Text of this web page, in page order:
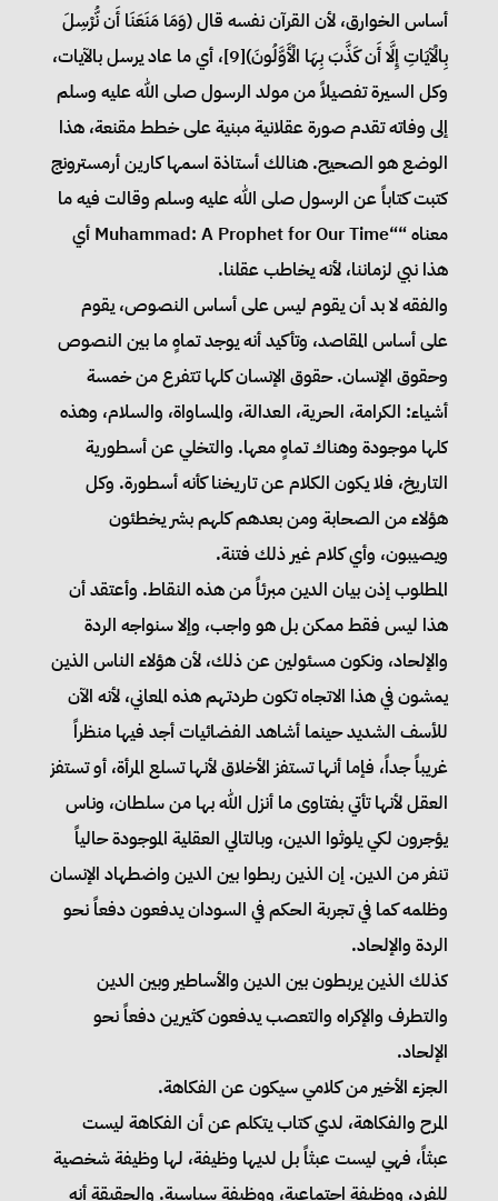
أساس الخوارق، لأن القرآن نفسه قال (وَمَا مَنَعَنَا أَن نُّرْسِلَ
بِالْآيَاتِ إِلَّا أَن كَذَّبَ بِهَا الْأَوَّلُونَ)[9]، أي ما عاد يرسل بالآيات،
وكل السيرة تفصيلاً من مولد الرسول صلى الله عليه وسلم
إلى وفاته تقدم صورة عقلانية مبنية على خطط مقنعة، هذا
الوضع هو الصحيح. هنالك أستاذة اسمها كارين أرمسترونج
كتبت كتاباً عن الرسول صلى الله عليه وسلم وقالت فيه ما
معناه ““Muhammad: A Prophet for Our Time أي
هذا نبي لزماننا، لأنه يخاطب عقلنا.
والفقه لا بد أن يقوم ليس على أساس النصوص، يقوم
على أساس المقاصد، وتأكيد أنه يوجد تماهٍ ما بين النصوص
وحقوق الإنسان. حقوق الإنسان كلها تتفرع من خمسة
أشياء: الكرامة، الحرية، العدالة، والمساواة، والسلام، وهذه
كلها موجودة وهناك تماهٍ معها. والتخلي عن أسطورية
التاريخ، فلا يكون الكلام عن تاريخنا كأنه أسطورة. وكل
هؤلاء من الصحابة ومن بعدهم كلهم بشر يخطئون
ويصيبون، وأي كلام غير ذلك فتنة.
المطلوب إذن بيان الدين مبرئاً من هذه النقاط. وأعتقد أن
هذا ليس فقط ممكن بل هو واجب، وإلا سنواجه الردة
والإلحاد، ونكون مسئولين عن ذلك، لأن هؤلاء الناس الذين
يمشون في هذا الاتجاه تكون طردتهم هذه المعاني، لأنه الآن
للأسف الشديد حينما أشاهد الفضائيات أجد فيها منظراً
غريباً جداً، فإما أنها تستفز الأخلاق لأنها تسلع المرأة، أو تستفز
العقل لأنها تأتي بفتاوى ما أنزل الله بها من سلطان، وناس
يؤجرون لكي يلوثوا الدين، وبالتالي العقلية الموجودة حالياً
تنفر من الدين. إن الذين ربطوا بين الدين واضطهاد الإنسان
وظلمه كما في تجربة الحكم في السودان يدفعون دفعاً نحو
الردة والإلحاد.
كذلك الذين يربطون بين الدين والأساطير وبين الدين
والتطرف والإكراه والتعصب يدفعون كثيرين دفعاً نحو
الإلحاد.
الجزء الأخير من كلامي سيكون عن الفكاهة.
المرح والفكاهة، لدي كتاب يتكلم عن أن الفكاهة ليست
عبثاً، فهي ليست عبثاً بل لديها وظيفة، لها وظيفة شخصية
للفرد، ووظيفة اجتماعية، ووظيفة سياسية. والحقيقة أنه